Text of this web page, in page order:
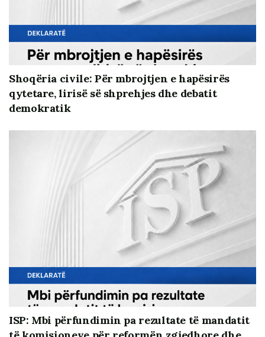
kontrollues/mbikëqyrës parlamentar
Mbikëqyrjen e zbatueshmërisë së ligjit
Monitorimin në nxjerrjen dhe përmbushjen e
akteve nënligjore
Komisionet hetimore
Çështjen e papajtueshmërisë në ushtrimin e
funksioneve të presidentit të republikës
Kompetencat e këshillit për legjislacionin
Pjesëmarrjen në procesin e votimit e drejtë por
Çështjet në kompetencë të këshillit për
rregulloren, mandatet dhe imunitetin
Procedurat në rastin kur deputeti është ndaluar
Kandidaturat në organet kushtetuese /të krijuara
me ligj
Të plotë tekstin e rekomandimeve mund ta lexoni &
shkarkoni më poshtë:
Shoqëria civile: Për mbrojtjen e hapësirës
qytetare, lirisë së shprehjes dhe debatit
demokratik
ISP: Mbi përfundimin pa rezultate të mandatit